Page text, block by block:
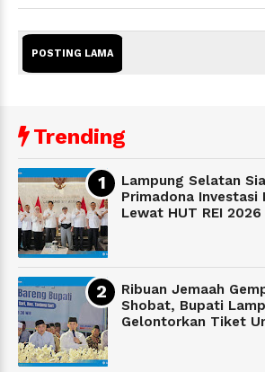
POSTING LAMA
Trending
Lampung Selatan
Primadona
Lewat HUT REI 2026
Ribuan Jemaah
Shobat, Bupati
Gelontorkan Tiket